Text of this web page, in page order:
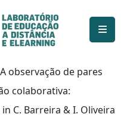
observação de pares
colaborativa:
C. Barreira & I. Oliveira